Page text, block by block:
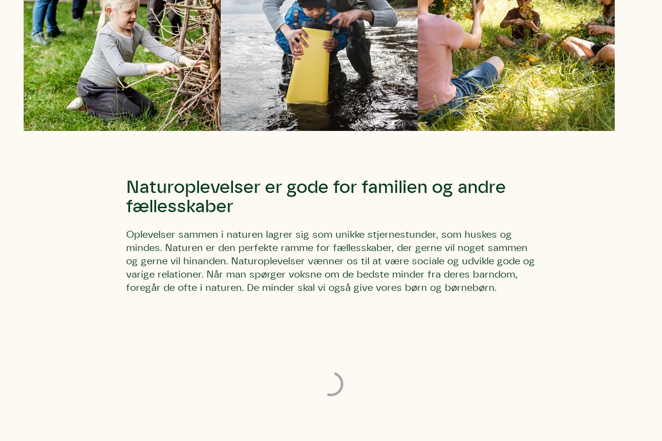
Naturoplevelser er gode for familien og andre
fællesskaber
Oplevelser sammen i naturen lagrer sig som unikke stjernestunder, som huskes og
mindes. Naturen er den perfekte ramme for fællesskaber, der gerne vil noget sammen
og gerne vil hinanden. Naturoplevelser vænner os til at være sociale og udvikle gode og
varige relationer. Når man spørger voksne om de bedste minder fra deres barndom,
foregår de ofte i naturen. De minder skal vi også give vores børn og børnebørn.